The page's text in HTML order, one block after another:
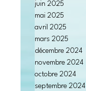
juin 2025
mai 2025
avril 2025
mars 2025
décembre 2024
novembre 2024
octobre 2024
septembre 2024